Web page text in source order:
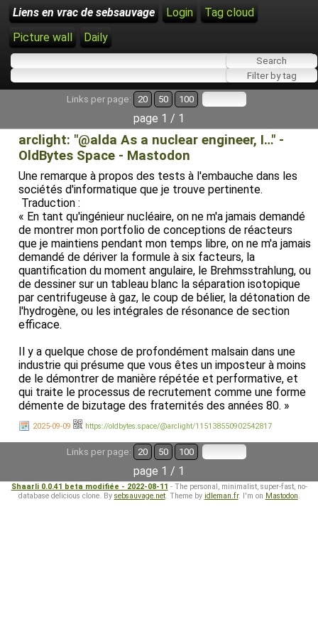
Liens en vrac de sebsauvage Login
Tag cloud
Picture wall
Daily
Links per page: 20 50 100
page 1 / 1
arclight: "@alda As a nuclear engineer, I…" -
OldBytes Space - Mastodon
Une remarque à propos des tests à l'embauche dans les
sociétés d'informatique que je trouve pertinente.
Traduction :
« En tant qu'ingénieur nucléaire, on ne m'a jamais demandé
de montrer mon portfolio de conceptions de réacteurs
que je maintiens pendant mon temps libre, on ne m'a jamais
demandé de dériver la formule à six facteurs, la
quantification du moment angulaire, le Brehmsstrahlung, ou
de dessiner sur un tableau blanc la séparation isotopique
par centrifugeuse à gaz, le coup de bélier, la détonation de
l'hydrogène, ou les intégrales de résonance de section
efficace.
Il y a quelque chose de profondément malsain dans une
industrie qui présume que vous êtes un imposteur à moins
de le démontrer de manière répétée et performative, et
qui traite le processus de recrutement comme une forme
démente de bizutage des fraternités des années 80. »
2025-09-09 https://oldbytes.space/@arclight/115138550902542817
Links per page: 20 50 100
page 1 / 1
Shaarli 0.0.41 beta modifiée - 2022-08-11 - The personal, minimalist, super-fast, no-
database delicious clone. By sebsauvage.net. Theme by idleman.fr. I'm on Mastodon.